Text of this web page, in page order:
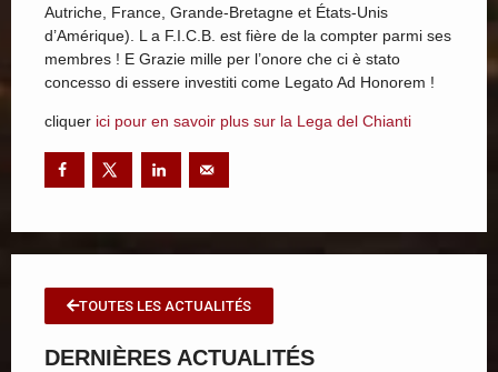
Autriche, France, Grande-Bretagne et États-Unis
d’Amérique). L a F.I.C.B. est fière de la compter parmi ses
membres ! E Grazie mille per l’onore che ci è stato
concesso di essere investiti come Legato Ad Honorem !
cliquer ici pour en savoir plus sur la Lega del Chianti
TOUTES LES ACTUALITÉS
DERNIÈRES ACTUALITÉS